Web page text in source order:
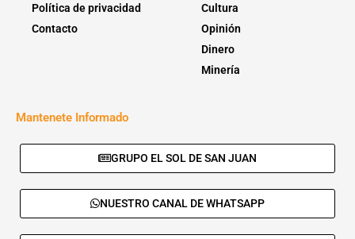
Política de privacidad
Contacto
Cultura
Opinión
Dinero
Minería
Mantenete Informado
GRUPO EL SOL DE SAN JUAN
NUESTRO CANAL DE WHATSAPP